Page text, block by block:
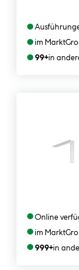
●
●im Markt
●99+in
●Online
●im Markt
●999+in